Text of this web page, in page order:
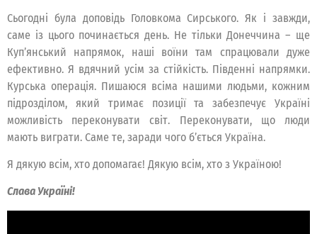
Сьогодні була доповідь Головкома Сирського. Як і завжди,
саме із цього починається день. Не тільки Донеччина – ще
Куп’янський напрямок, наші воїни там спрацювали дуже
ефективно. Я вдячний усім за стійкість. Південні напрямки.
Курська операція. Пишаюся всіма нашими людьми, кожним
підрозділом, який тримає позиції та забезпечує Україні
можливість переконувати світ. Переконувати, що люди
мають виграти. Саме те, заради чого б’ється Україна.
Я дякую всім, хто допомагає! Дякую всім, хто з Україною!
Слава Україні!